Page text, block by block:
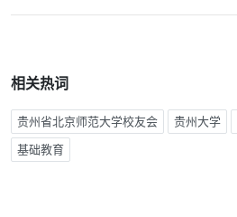
相关热词
贵州省北京师范大学校友会 贵州大学
基础教育